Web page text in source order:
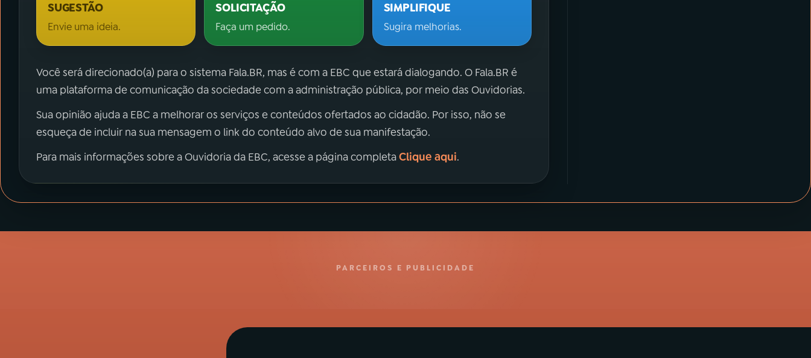
SUGESTÃO
Envie uma ideia.
SOLICITAÇÃO
Faça um pedido.
SIMPLIFIQUE
Sugira melhorias.
Você será direcionado(a) para o sistema Fala.BR, mas é com a EBC que estará dialogando. O Fala.BR é
uma plataforma de comunicação da sociedade com a administração pública, por meio das Ouvidorias.
Sua opinião ajuda a EBC a melhorar os serviços e conteúdos ofertados ao cidadão. Por isso, não se
esqueça de incluir na sua mensagem o link do conteúdo alvo de sua manifestação.
Para mais informações sobre a Ouvidoria da EBC, acesse a página completaClique aqui.
PARCEIROS E PUBLICIDADE